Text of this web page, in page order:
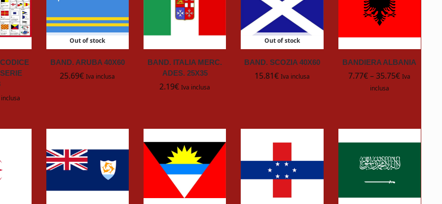
Out of stock
BAND. ARUBA 40X60
25.69€ Iva inclusa
BAND. ITALIA MERC.
ADES. 25X35
2.19€ Iva inclusa
Out of stock
BAND. SCOZIA 40X60
15.81€ Iva inclusa
BANDIERA ALBANIA
7.77€–35.75€ Iva
inclusa